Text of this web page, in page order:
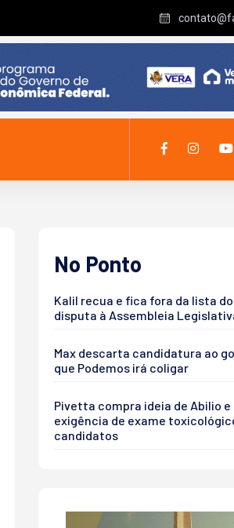
No Ponto
Kalil recua e fica fora da lista do
disputa à Assembleia
Max descarta candidatura ao
que Podemos irá coligar
Pivetta compra ideia de Abilio e
exigência de exame
candidatos